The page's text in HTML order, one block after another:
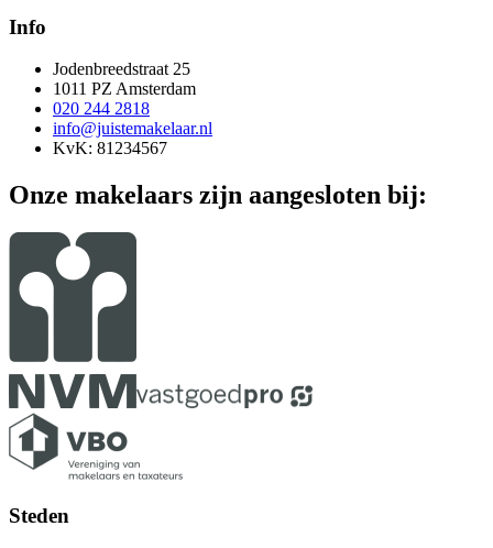
Info
Jodenbreedstraat 25
1011 PZ Amsterdam
020 244 2818
info@juistemakelaar.nl
KvK: 81234567
Onze makelaars zijn aangesloten bij:
Steden